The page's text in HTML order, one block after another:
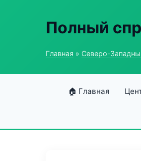
Полный
Главная » Северо-
🏠 Главная